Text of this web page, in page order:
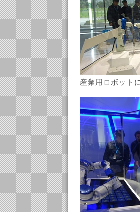
産業用ロボット